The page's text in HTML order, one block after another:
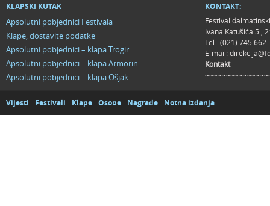
KLAPSKI KUTAK
Apsolutni pobjednici Festivala
Klape, dostavite podatke
Apsolutni pobjednici – klapa Trogir
Apsolutni pobjednici – klapa Armorin
Apsolutni pobjednici – klapa Ošjak
KONTAKT:
Festival
Ivana Katušića 5 ,
Tel.: (021) 745 662
E-mail:
Kontakt
Vijesti Festivali Klape Osobe Nagrade Notna izdanja